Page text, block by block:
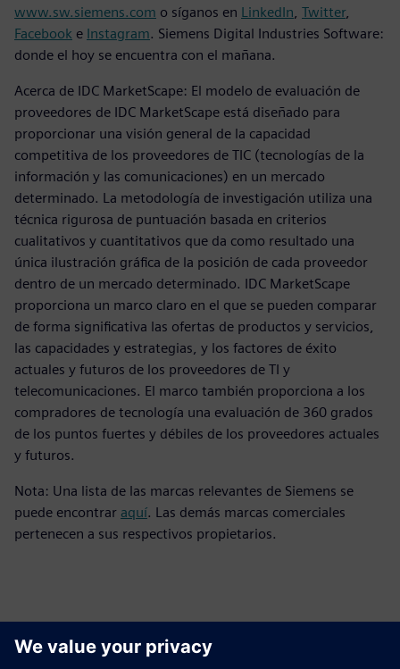
www.sw.siemens.com o síganos en LinkedIn Twitter,
Facebook e Instagram. Siemens Digital Industries Software:
donde el hoy se encuentra con el mañana.
Acerca de IDC MarketScape: El modelo de evaluación de
proveedores de IDC MarketScape está diseñado para
proporcionar una visión general de la capacidad
competitiva de los proveedores de TIC (tecnologías de la
información y las comunicaciones) en un mercado
determinado. La metodología de investigación utiliza una
técnica rigurosa de puntuación basada en criterios
cualitativos y cuantitativos que da como resultado una
única ilustración gráfica de la posición de cada proveedor
dentro de un mercado determinado. IDC MarketScape
proporciona un marco claro en el que se pueden comparar
de forma significativa las ofertas de productos y servicios,
las capacidades y estrategias, y los factores de éxito
actuales y futuros de los proveedores de TI y
telecomunicaciones. El marco también proporciona a los
compradores de tecnología una evaluación de 360 grados
de los puntos fuertes y débiles de los proveedores actuales
y futuros.
Nota: Una lista de las marcas relevantes de Siemens se
puede encontrar aquí. Las demás marcas comerciales
pertenecen a sus respectivos propietarios.
Persona de contacto para la prensa